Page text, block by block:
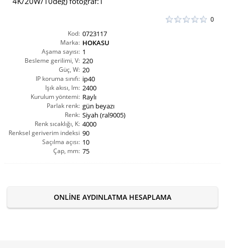
0
Kod: 0723117
Marka: HOKASU
Aşama sayısı: 1
Besleme gerilimi, V: 220
Güç, W: 20
IP koruma sınıfı: ip40
Işık akısı, lm: 2400
Kurulum yöntemi: Raylı
Parlak renk: gün beyazı
Renk: Siyah (ral9005)
Renk sıcaklığı, K: 4000
Renksel geriverim indeksi
CRI(Ra):
90
Saçılma açısı: 10
Çap, mm: 75
ONLINE AYDINLATMA HESAPLAMA